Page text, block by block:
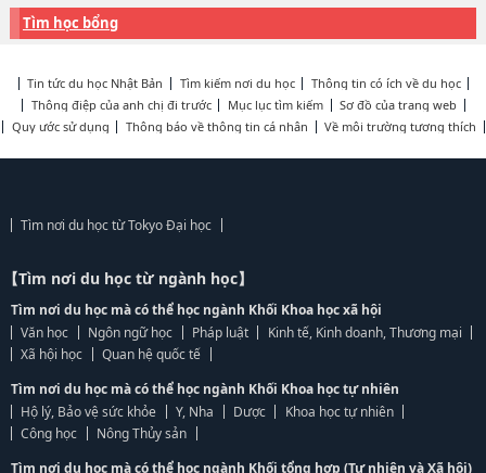
Tìm học bổng
Tin tức du học Nhật Bản Tìm kiếm nơi du học
Thông tin có ích về du học
Thông điệp của anh chị đi trước
Mục lục tìm kiếm
Sơ đồ của trang web
Quy ước sử dụng
Thông báo về thông tin cá nhân Về môi trường tương thích
Tìm nơi du học từ Tokyo Đại học
【Tìm nơi du học từ ngành học】
Tìm nơi du học mà có thể học ngành Khối Khoa học xã hội
Văn học
Ngôn ngữ học Pháp luật
Kinh tế, Kinh doanh, Thương mại
Xã hội học
Quan hệ quốc tế
Tìm nơi du học mà có thể học ngành Khối Khoa học tự nhiên
Hộ lý, Bảo vệ sức khỏe
Y, Nha Dược
Khoa học tự nhiên
Công học
Nông Thủy sản
Tìm nơi du học mà có thể học ngành Khối tổng hợp (Tự nhiên và Xã hội)